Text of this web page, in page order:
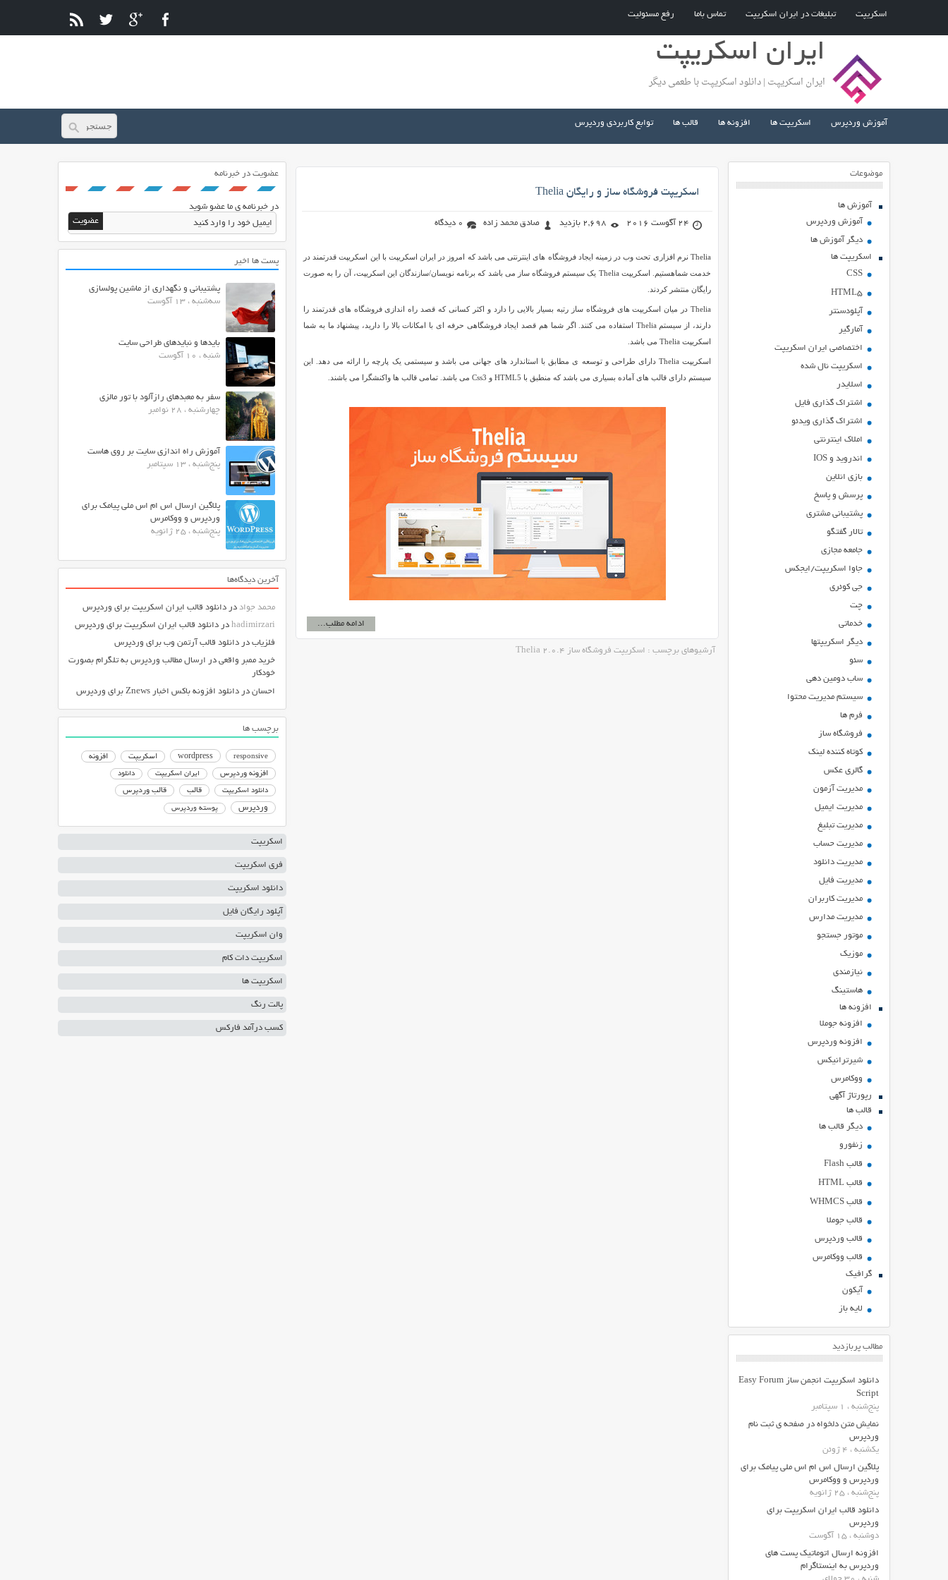
اسکریپت تبلیغات در ایران اسکریپت تماس باما رفع مسئولیت
ایران اسکریپت
ایران اسکریپت | دانلود اسکریپت با طعمی دیگر
آموزش وردپرس اسکریپت ها افزونه ها قالب ها توابع کاربردی وردپرس
موضوعات
آموزش ها
آموزش وردپرس
دیگر آموزش ها
اسکریپت ها
CSS
HTML5
آپلودسنتر
آمارگیر
اختصاصی ایران اسکریپت
اسکریپت نال شده
اسلایدر
اشتراك گذاري فايل
اشتراک گذاری ویدئو
املاک اینترنتی
اندروید و IOS
بازي انلاين
پرسش و پاسخ
پشتیبانی مشتری
تالار گفتگو
جامعه مجازی
جاوا اسکریپت/ایجکس
جی کوئری
چت
خدماتی
ديگر اسكريپتها
سئو
ساب دومین دهی
سیستم مدیریت محتوا
فرم ها
فروشگاه ساز
کوتاه کننده لینک
گالری عکس
مدیریت آزمون
مدیریت ایمیل
مدیریت تبلیغ
مدیریت حساب
مدیریت دانلود
مدیریت فایل
مدیریت کاربران
مدیریت مدارس
موتور جستجو
موزیک
نیازمندی
هاستينگ
افزونه ها
افزونه جوملا
افزونه وردپرس
شیرترانیکس
ووکامرس
رپورتاژ آگهی
قالب ها
دیگر قالب ها
زنفورو
قالب Flash
قالب HTML
قالب WHMCS
قالب جوملا
قالب وردپرس
قالب ووکامرس
گرافیک
آیکون
لایه باز
مطالب پربازدید
دانلود اسکریپت انجمن ساز Easy Forum
Script
پنج‌شنبه ، 1 سپتامبر
نمایش متن دلخواه در صفحه ی ثبت نام
وردپرس
یکشنبه ، 4 ژوئن
پلاگین ارسال اس ام اس ملی پیامک برای
وردپرس و ووکامرس
پنج‌شنبه ، 25 ژانویه
دانلود قالب ایران اسکریپت برای
وردپرس
دوشنبه ، 15 آگوست
افزونه ارسال اتوماتیک پست های
وردپرس به اینستاگرام
اسکریپت فروشگاه ساز و رایگان Thelia
24 آگوست 2016 2,698 بازدید صادق محمد زاده 0 دیدگاه
Thelia نرم افزاری تحت وب در زمینه ایجاد فروشگاه های اینترنتی می باشد که امروز در ایران اسکریپت با این اسکریپت قدرتمند در
خدمت شماهستیم. اسکریپت Thelia یک سیستم فروشگاه ساز می باشد که برنامه نویسان/سازندگان این اسکریپت، آن را به صورت
رایگان منتشر کردند.
Thelia در میان اسکریپت های فروشگاه ساز رتبه بسیار بالایی را دارد و اکثر کسانی که قصد راه اندازی فروشگاه های قدرتمند را
دارند، از سیستم Thelia استفاده می کنند. اگر شما هم قصد ایجاد فروشگاهی حرفه ای با امکانات بالا را دارید، پیشنهاد ما به شما
اسکریپت Thelia می باشد.
اسکریپت Thelia دارای طراحی و توسعه ی مطابق با استاندارد های جهانی می باشد و سیستمی یک پارچه را ارائه می دهد. این
سیستم دارای قالب های آماده بسیاری می باشد که منطبق با HTML5 و Css3 می باشد. تمامی قالب ها واکنشگرا می باشند.
ادامه مطلب...
آرشیوهای برچسب : اسکریپت فروشگاه ساز Thelia 2.0.4
عضویت در خبرنامه
در خبرنامه ی ما عضو شوید
پست ها اخیر
پشتیبانی و نگهداری از ماشین پولسازی
سه‌شنبه ، 13 آگوست
بایدها و نبایدهای طراحی سایت
شنبه ، 10 آگوست
سفر به معبدهای رازآلود با تور مالزی
چهارشنبه ، 28 نوامبر
آموزش راه اندازی سایت بر روی هاست
پنج‌شنبه ، 13 سپتامبر
پلاگین ارسال اس ام اس ملی پیامک برای
وردپرس و ووکامرس
پنج‌شنبه ، 25 ژانویه
آخرین دیدگاه‌ها
محمد جواد در دانلود قالب ایران اسکریپت برای وردپرس
hadimirzari در دانلود قالب ایران اسکریپت برای وردپرس
فلزیاب در دانلود قالب آرتمن وب برای وردپرس
خرید ممبر واقعی در ارسال مطالب وردپرس به تلگرام بصورت
خودکار
احسان در دانلود افزونه باکس اخبار Znews برای وردپرس
برچسب ها
responsive
wordpress اسکریپت
افزونه
افزونه وردپرس
ایران اسکریپت دانلود
دانلود اسکریپت قالب قالب وردپرس
وردپرس پوسته وردپرس
اسکریپت
فری اسکریپت
دانلود اسکریپت
آپلود رایگان فایل
وان اسکریپت
اسکریپت دات کام
اسکریپت ها
پالت رنگ
کسب درآمد فارکس